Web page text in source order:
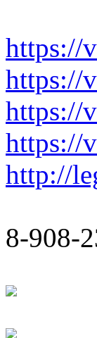
https://
https://
https://
https://
http://
8-908-